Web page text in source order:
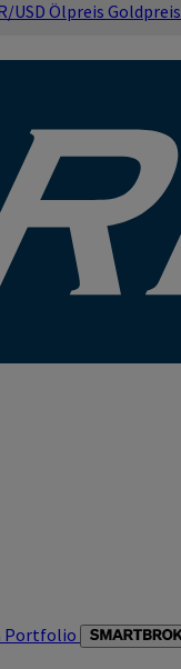
USD Ölpreis Goldpreis
Portfolio